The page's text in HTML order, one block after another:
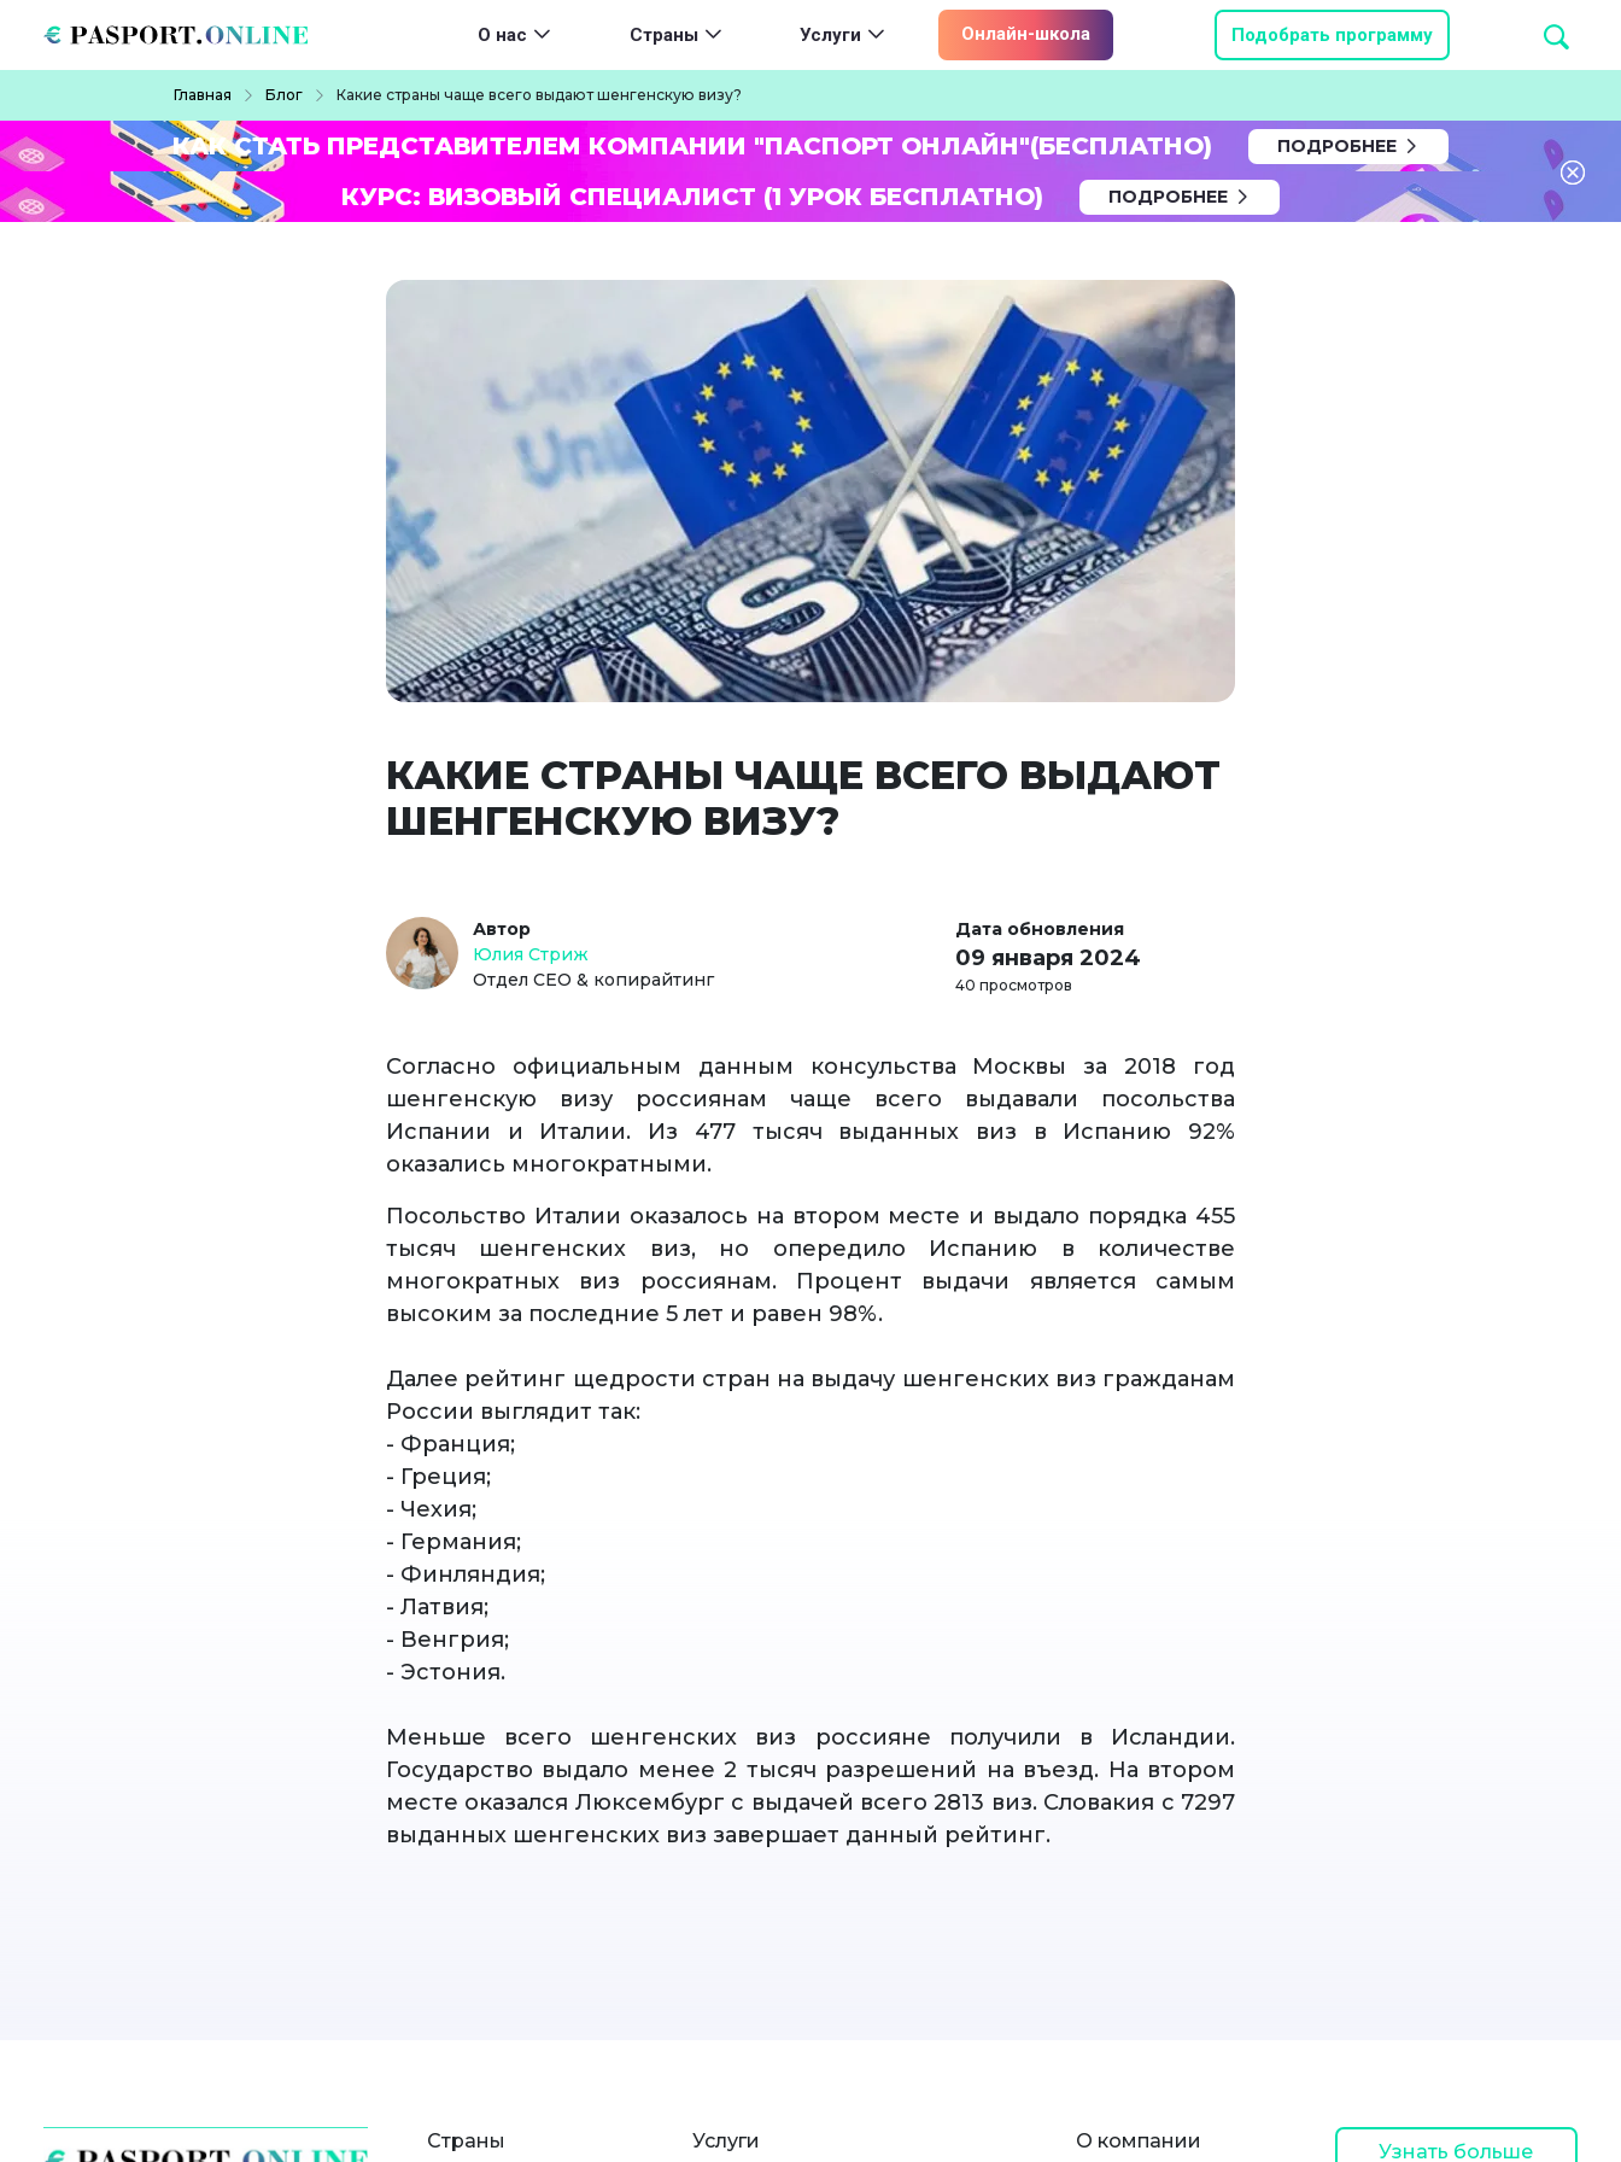
Main navigation
О нас Страны Услуги Онлайн-школа Подобрать программу
Главная Блог Какие страны чаще всего выдают шенгенскую визу?
КАК СТАТЬ ПРЕДСТАВИТЕЛЕМ КОМПАНИИ "ПАСПОРТ ОНЛАЙН"(БЕСПЛАТНО) ПОДРОБНЕЕ
КУРС: ВИЗОВЫЙ СПЕЦИАЛИСТ (1 УРОК БЕСПЛАТНО) ПОДРОБНЕЕ
КАКИЕ СТРАНЫ ЧАЩЕ ВСЕГО ВЫДАЮТ
ШЕНГЕНСКУЮ ВИЗУ?
Автор
Юлия Стриж
Отдел СЕО & копирайтинг
Дата обновления
09 января 2024
40 просмотров
Согласно официальным данным консульства Москвы за 2018 год
шенгенскую визу россиянам чаще всего выдавали посольства
Испании и Италии. Из 477 тысяч выданных виз в Испанию 92%
оказались многократными.
Посольство Италии оказалось на втором месте и выдало порядка 455
тысяч шенгенских виз, но опередило Испанию в количестве
многократных виз россиянам. Процент выдачи является самым
высоким за последние 5 лет и равен 98%.
Далее рейтинг щедрости стран на выдачу шенгенских виз гражданам
России выглядит так:
- Франция;
- Греция;
- Чехия;
- Германия;
- Финляндия;
- Латвия;
- Венгрия;
- Эстония.
Меньше всего шенгенских виз россияне получили в Исландии.
Государство выдало менее 2 тысяч разрешений на въезд. На втором
месте оказался Люксембург с выдачей всего 2813 виз. Словакия с 7297
выданных шенгенских виз завершает данный рейтинг.
Страны Услуги О компании Узнать больше